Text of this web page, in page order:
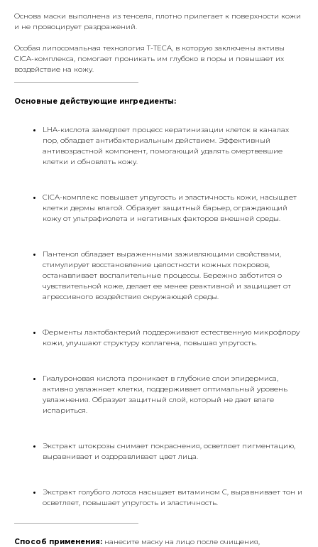
Основа маски выполнена из тенселя, плотно прилегает к поверхности кожи
и не провоцирует раздражений.
Особая липосомальная технология T-TECA, в которую заключены активы
CICA-комплекса, помогает проникать им глубоко в поры и повышает их
воздействие на кожу.
Основные действующие ингредиенты:
LHA-кислота замедляет процесс кератинизации клеток в каналах
пор, обладает антибактериальным действием. Эффективный
антивозрастной компонент, помогающий удалять омертвевшие
клетки и обновлять кожу.
CICA-комплекс повышает упругость и эластичность кожи, насыщает
клетки дермы влагой. Образует защитный барьер, ограждающий
кожу от ультрафиолета и негативных факторов внешней среды.
Пантенол обладает выраженными заживляющими свойствами,
стимулирует восстановление целостности кожных покровов,
останавливает воспалительные процессы. Бережно заботится о
чувствительной коже, делает ее менее реактивной и защищает от
агрессивного воздействия окружающей среды.
Ферменты лактобактерий поддерживают естественную микрофлору
кожи, улучшают структуру коллагена, повышая упругость.
Гиалуроновая кислота проникает в глубокие слои эпидермиса,
активно увлажняет клетки, поддерживает оптимальный уровень
увлажнения. Образует защитный слой, который не дает влаге
испариться.
Экстракт штокрозы снимает покраснения, осветляет пигментацию,
выравнивает и оздоравливает цвет лица.
Экстракт голубого лотоса насыщает витамином С, выравнивает тон и
осветляет, повышает упругость и эластичность.
Способ применения: нанесите маску на лицо после очищения,